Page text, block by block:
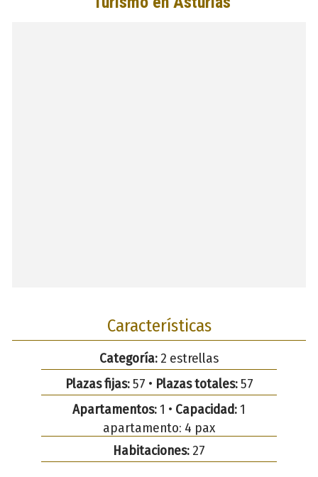
Características
Categoría: 2 estrellas
Plazas fijas:57 • Plazas totales:57
Apartamentos:1 • Capacidad:1
apartamento: 4 pax
Habitaciones: 27